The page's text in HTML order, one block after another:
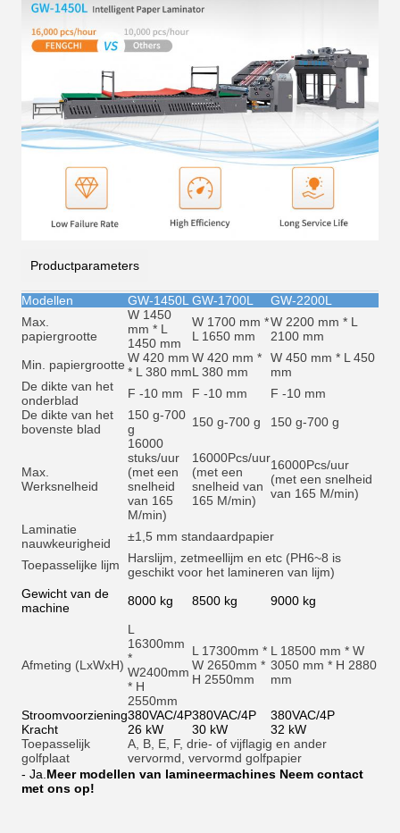
Productparameters
Modellen GW-1450L GW-1700L
GW-2200L
Max.
papiergrootte
W 1450
mm * L
1450 mm
W 1700 mm *
L 1650 mm
W 2200 mm * L
2100 mm
Min. papiergrootte W 420 mm
* L 380 mm
W 420 mm *
L 380 mm
W 450 mm * L 450
mm
De dikte van het
onderblad
F -10 mm F -10 mm
F -10 mm
De dikte van het
bovenste blad
150 g-700
g
150 g-700 g 150 g-700 g
Max.
Werksnelheid
16000
stuks/uur
(met een
snelheid
van 165
M/min)
16000Pcs/uur
(met een
snelheid van
165 M/min)
16000Pcs/uur
(met een snelheid
van 165 M/min)
Laminatie
nauwkeurigheid
±1,5 mm standaardpapier
Toepasselijke lijm
Harslijm, zetmeellijm en etc (PH6~8 is
geschikt voor het lamineren van lijm)
Gewicht van de
machine
8000 kg 8500 kg 9000 kg
Afmeting (LxWxH)
L
16300mm
*
W2400mm
* H
2550mm
L 17300mm *
W 2650mm *
H 2550mm
L 18500 mm * W
3050 mm * H 2880
mm
Stroomvoorziening380VAC/4P380VAC/4P
380VAC/4P
Kracht
26 kW 30 kW
32 kW
Toepasselijk
golfplaat
A, B, E, F, drie- of vijflagig en ander
vervormd, vervormd golfpapier
- Ja. Meer modellen van lamineermachines Neem contact
met ons op!